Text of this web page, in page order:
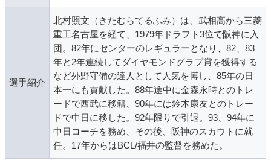
選手紹介
北村照文（きたむらてるふみ）は、武相高から三菱
重工名古屋を経て、1979年ドラフト3位で阪神に入
団。82年にセンターのレギュラーとなり、82、83
年と2年連続してダイヤモンドグラブ賞を獲得する
など外野守備の達人として人気を博し、85年の日
本一にも貢献した。88年途中に金森永時とのトレ
ードで西武に移籍、90年には鈴木康友とのトレー
ドで中日に移した。92年限りで引退。93、94年に
中日コーチを務め、その後、阪神のスカウトに就
任。17年からはBCL/福井の監督を務めた。